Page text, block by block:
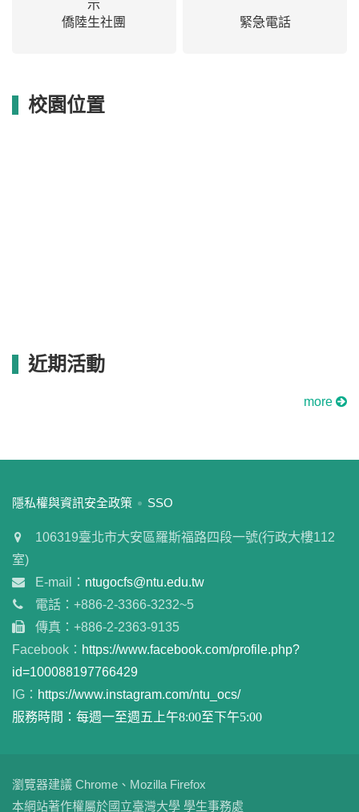
僑陸生社團 緊急電話
校園位置
近期活動
more
:::
隱私權與資訊安全政策 SSO
106319臺北市大安區羅斯福路四段一號(行政大樓112
室)
E-mail： ntugocfs@ntu.edu.tw
電話：+886-2-3366-3232~5
傳真：+886-2-2363-9135
Facebook： https://www.facebook.com/profile.php?
id=100088197766429
IG： https://www.instagram.com/ntu_ocs/
服務時間：每週一至週五上午8:00至下午5:00
瀏覽器建議 Chrome、Mozilla Firefox
本網站著作權屬於國立臺灣大學 學生事務處